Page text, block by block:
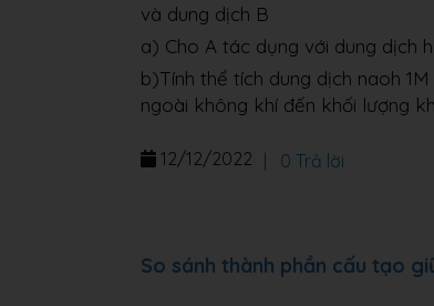
và dung dịch B
a) Cho A tác dụng với dung dịch
b)Tính thể tích dung dịch naoh
ngoài không khí đến khối lượng
12/12/2022 0 Trả lời
So sánh thành phần cấu tạo